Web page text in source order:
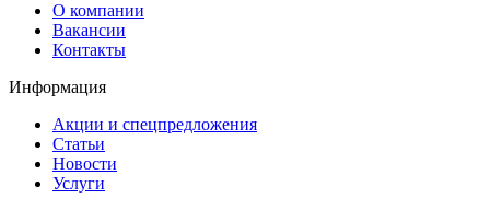
О компании
Вакансии
Контакты
Информация
Акции и спецпредложения
Статьи
Новости
Услуги